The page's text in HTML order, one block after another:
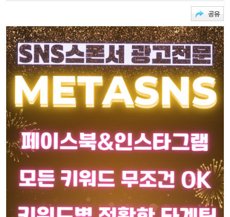
공유